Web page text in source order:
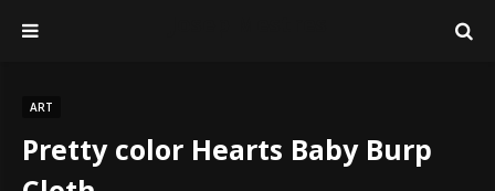
ART
Pretty color Hearts Baby Burp